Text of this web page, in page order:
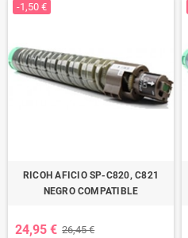
-1,50 €
RICOH AFICIO SP-C820, C821
NEGRO COMPATIBLE
24,95 € 26,45 €